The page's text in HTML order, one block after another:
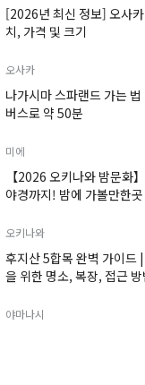
[2026년 최신 정보] 오사
치, 가격 및 크기
오사카
나가시마 스파랜드 가는
버스로 약 50분
미에
【2026 오키나와 밤문화
야경까지! 밤에 가볼만한
오키나와
후지산 5합목 완벽 가이드
을 위한 명소, 복장, 접근
야마나시